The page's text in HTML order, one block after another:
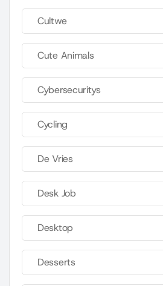
Cultwe
Cute Animals
Cybersecuritys
Cycling
De Vries
Desk Job
Desktop
Desserts